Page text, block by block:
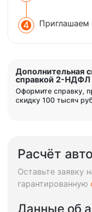
4 Приглашаем
Дополнительная
справкой 2-НДФЛ
Оформите справку,
скидку 100 тысяч
Расчёт
Оставьте заявку
гарантированную
Данные об